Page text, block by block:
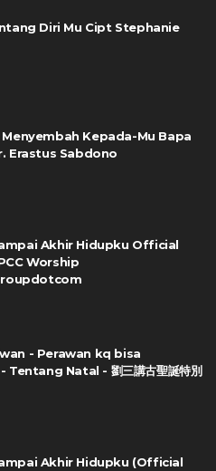
Diri Mu Cipt Stephanie
Kepada-Mu Bapa
Erastus Sabdono
Akhir Hidupku Official
Worship
- Perawan kq bisa
Tentang Natal - 劉三講古聖誕特別
Akhir Hidupku (Official